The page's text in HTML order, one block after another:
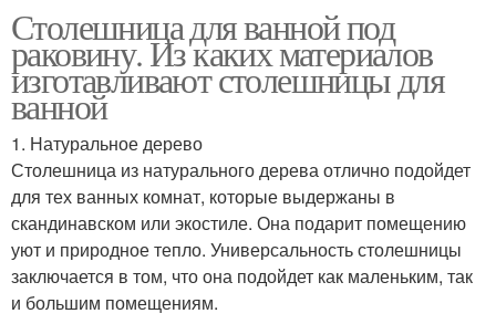
Столешница для ванной под
раковину. Из каких материалов
изготавливают столешницы для
ванной
1. Натуральное дерево
Столешница из натурального дерева отлично подойдет
для тех ванных комнат, которые выдержаны в
скандинавском или экостиле. Она подарит помещению
уют и природное тепло. Универсальность столешницы
заключается в том, что она подойдет как маленьким, так
и большим помещениям.